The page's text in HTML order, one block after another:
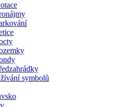
symbolů